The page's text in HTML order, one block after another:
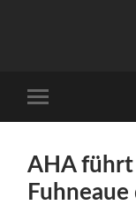
Menü
AHA